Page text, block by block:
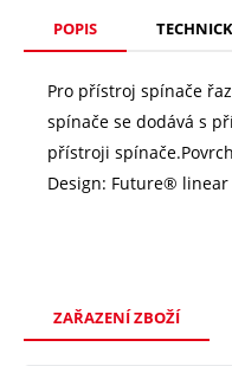
POPIS
Pro přístroj spínače
spínače se dodává s
přístroji
Design: Future® linear
ZAŘAZENÍ ZBOŽÍ